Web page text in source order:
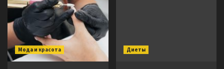
Мода и красота Диеты